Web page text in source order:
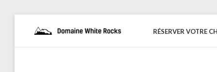
DOMAINE
WHITE
Location
RÉSERVER VOTRE